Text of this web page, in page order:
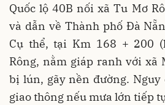
Quốc lộ 40B nối xã Tu Mơ
và dẫn về Thành phố Đà
Cụ thể, tại Km 168 + 200
Rông, nằm giáp ranh với xã
bị lún, gãy nền đường. Nguy
giao thông nếu mưa lớn tiếp